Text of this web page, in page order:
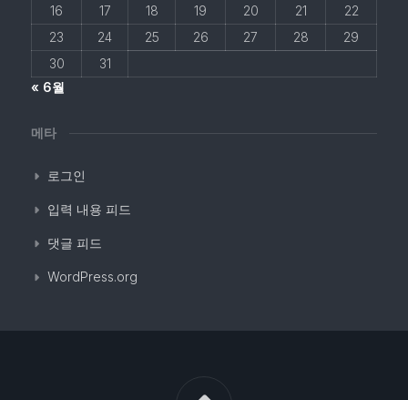
16
17 18 19 20 21
22
23
24 25 26 27 28
29
30
31
« 6월
메타
로그인
입력 내용 피드
댓글 피드
WordPress.org